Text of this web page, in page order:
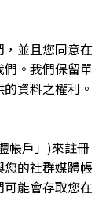
並且您同意在
。我們保留單
資料之權利。
帳戶」)來註冊
的社群媒體帳
能會存取您在